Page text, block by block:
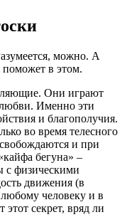
можно. А
в этом.
Они играют
Именно эти
и благополучия.
во время телесного
и при
бегуна» –
с физическими
движения (в
человеку и в
секрет, вряд ли